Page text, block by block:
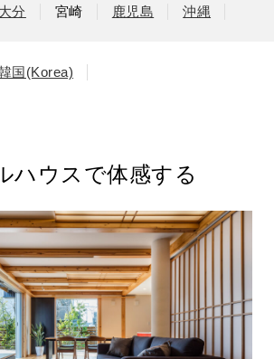
大分 宮崎 鹿児島 沖縄
国(Korea)
ハウスで体感する